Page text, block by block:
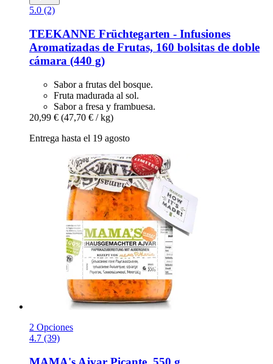
5.0 (2)
TEEKANNE Früchtegarten -​ Infusiones
Aromatizadas de Frutas, 160 bolsitas de doble
cámara (440 g)
Sabor a frutas del bosque.
Fruta madurada al sol.
Sabor a fresa y frambuesa.
20,99 € (47,70 € / kg)
Entrega hasta el 19 agosto
2 Opciones
4.7 (39)